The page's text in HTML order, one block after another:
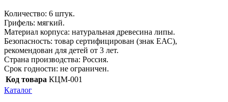
Количество: 6 штук.
Грифель: мягкий.
Материал корпуса: натуральная древесина липы.
Безопасность: товар сертифицирован (знак ЕАС),
рекомендован для детей от 3 лет.
Страна производства: Россия.
Срок годности: не ограничен.
Код товара КЦМ-001
Каталог